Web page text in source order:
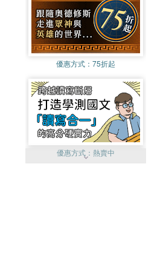
優惠方式： 75折起
優惠方式： 熱賣中